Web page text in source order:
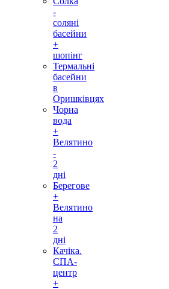
-
соляні
басейни
+
шопінг
Термальні
басейни
в
Оришківцях
Чорна
вода
+
Велятино
-
2
дні
Берегове
+
Велятино
на
2
дні
Качіка.
СПА-
центр
+